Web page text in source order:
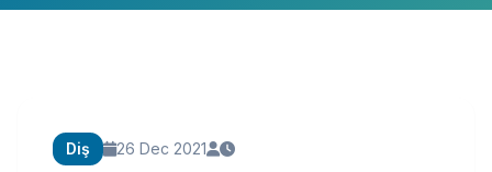
Diş 26 Dec 2021